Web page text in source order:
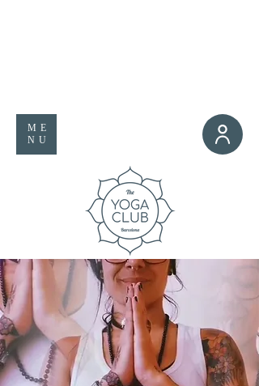
ME
NU